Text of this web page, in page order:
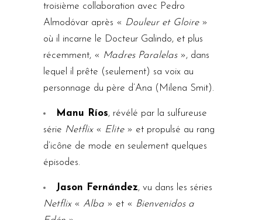
troisième collaboration avec Pedro
Almodóvar après « Douleur et Gloire»
où il incarne le Docteur Galindo, et plus
récemment, « Madres Paralelas », dans
lequel il prête (seulement) sa voix au
personnage du père d’Ana (Milena Smit).
Manu Ríos, révélé par la sulfureuse
série Netflix« Elite» et propulsé au rang
d’icône de mode en seulement quelques
épisodes.
Jason Fernández, vu dans les séries
Netflix« Alba » et « Bienvenidos a